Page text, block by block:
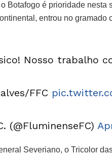
Botafogo é prioridade nesta
entrou no gramado
Nosso trabalho
FFC
(@FluminenseFC)
Severiano, o Tricolor